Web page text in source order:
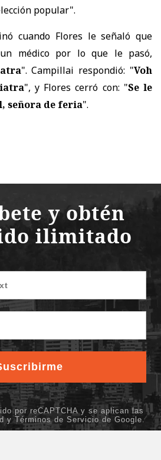
popular".
cuando Flores le señaló que
médico por lo que le pasó,
". Campillai respondió: "Voh
", y Flores cerró con: "Se le
señora de feria".